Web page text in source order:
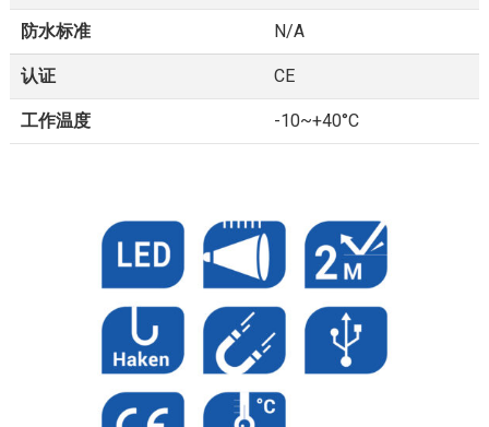
防水标准 N/A
认证 CE
工作温度 -10~+40°C